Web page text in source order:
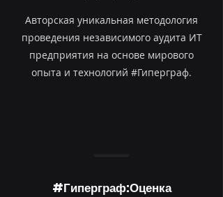
Авторская уникальная методология
проведения независимого аудита ИТ
предприятия на основе мирового
опыта и технологий #Гиперграф.
#Гиперграф:Оценка